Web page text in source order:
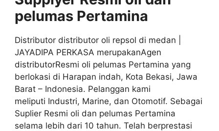
pelumas Pertamina
Distributor distributor oli repsol di medan |
JAYADIPA PERKASA merupakanAgen
distributorResmi oli pelumas Pertamina yang
berlokasi di Harapan indah, Kota Bekasi, Jawa
Barat – Indonesia. Pelanggan kami
meliputi Industri, Marine, dan Otomotif. Sebagai
Suplier Resmi oli dan pelumas Pertamina
selama lebih dari 10 tahun. Telah berprestasi